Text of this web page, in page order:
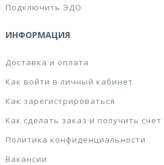
Подключить ЭДО
ИНФОРМАЦИЯ
Доставка и оплата
Как войти в личный кабинет
Как зарегистрироваться
Как сделать заказ и получить счет
Политика конфиденциальности
Вакансии